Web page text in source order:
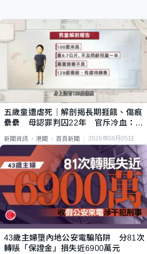
五歲童遭虐死｜解剖揭長期捱餓、傷痕
纍纍 母認罪判囚22年 官斥冷血：同
新聞資訊 港聞 首頁新聞 2026年08月05日
43歲主婦墮內地公安電騙陷阱 分81次
轉賬「保證金」損失近6900萬元